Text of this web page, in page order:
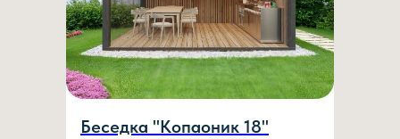
Беседка "Копаоник 18"